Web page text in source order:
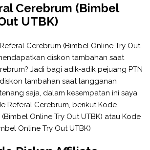
Cerebrum (Bimbel
UTBK)
Cerebrum (Bimbel Online Try Out
diskon tambahan saat
Jadi bagi adik-adik pejuang PTN
tambahan saat langganan
saja, dalam kesempatan ini saya
Referal Cerebrum, berikut Kode
Online Try Out UTBK) atau Kode
Online Try Out UTBK)